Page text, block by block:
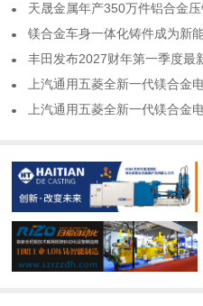
天晟金属年产350万件铝合金
镁合金车身一体化铸件成为新
丰田发布2027财年第一季度最
上汽通用五菱全新一代镁合金
上汽通用五菱全新一代镁合金